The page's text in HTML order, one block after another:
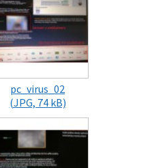
pc_virus_02
(JPG, 74 kB)